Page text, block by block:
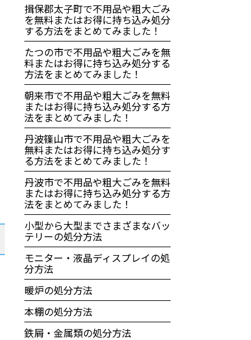
揖保郡太子町で不用品や粗大ごみ
を無料またはお得に持ち込み処分
する方法をまとめてみました！
たつの市で不用品や粗大ごみを無
料またはお得に持ち込み処分する
方法をまとめてみました！
朝来市で不用品や粗大ごみを無料
またはお得に持ち込み処分する方
法をまとめてみました！
丹波篠山市で不用品や粗大ごみを
無料またはお得に持ち込み処分す
る方法をまとめてみました！
丹波市で不用品や粗大ごみを無料
またはお得に持ち込み処分する方
法をまとめてみました！
小型から大型までさまざまなバッ
テリーの処分方法
モニター・液晶ディスプレイの処
分方法
暖炉の処分方法
本棚の処分方法
鉄屑・金属類の処分方法